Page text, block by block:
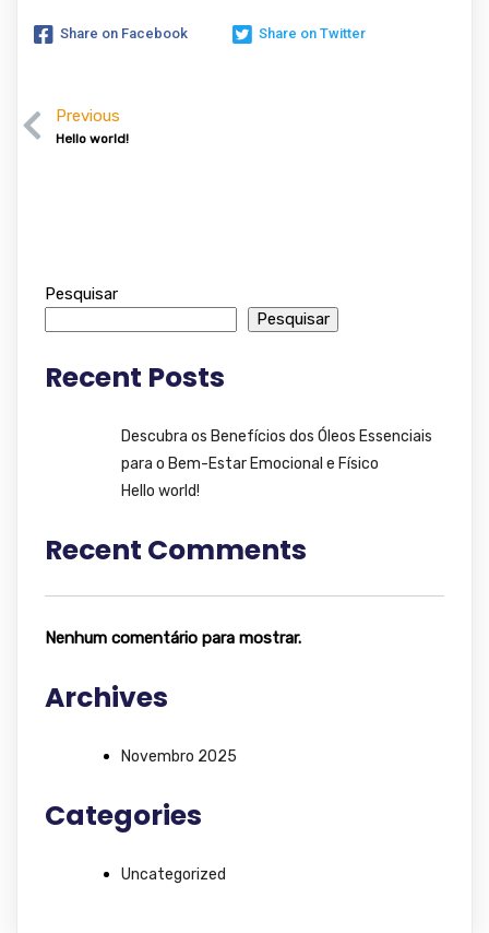
Share on Facebook Share on Twitter
Previous
Hello world!
Pesquisar
Pesquisar
Recent Posts
Descubra os Benefícios dos Óleos Essenciais
para o Bem-Estar Emocional e Físico
Hello world!
Recent Comments
Nenhum comentário para mostrar.
Archives
Novembro 2025
Categories
Uncategorized